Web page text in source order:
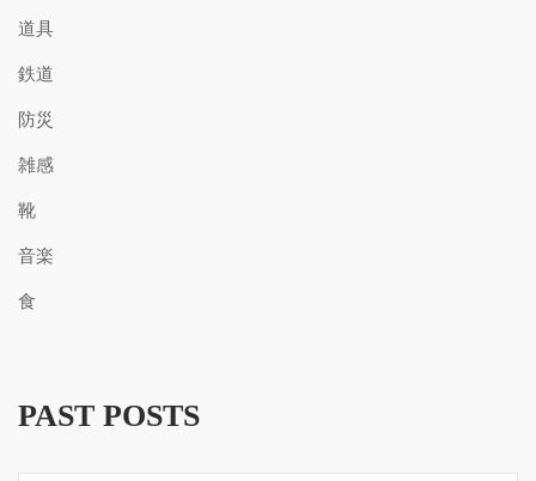
道具
鉄道
防災
雑感
靴
音楽
食
PAST POSTS